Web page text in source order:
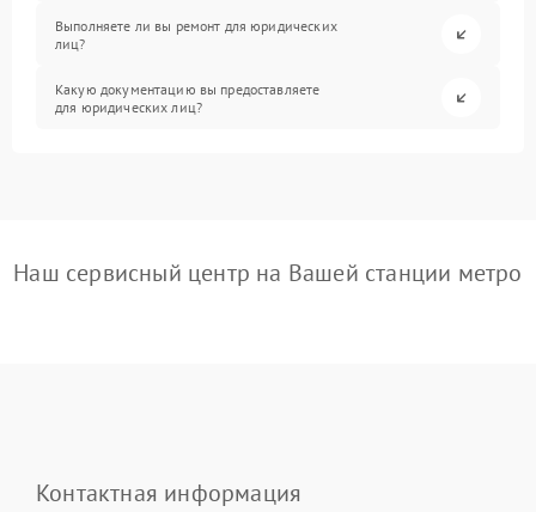
Выполняете ли вы ремонт для юридических
лиц?
Какую документацию вы предоставляете
для юридических лиц?
Наш сервисный центр на Вашей станции метро
Контактная информация